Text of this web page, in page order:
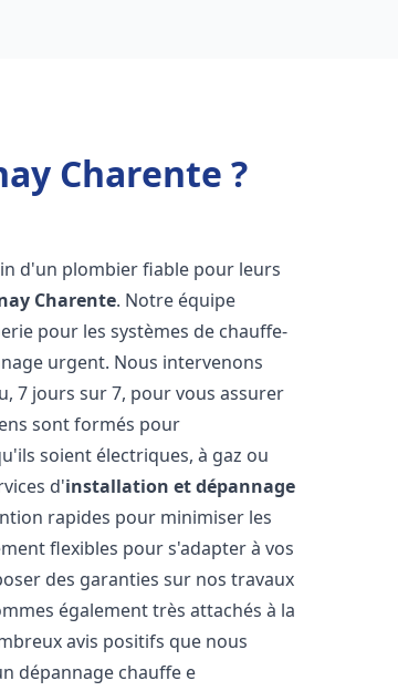
Charente ?
d'un plombier fiable pour leurs
Charente. Notre équipe
pour les systèmes de chauffe-
urgent. Nous intervenons
7 jours sur 7, pour vous assurer
sont formés pour
soient électriques, à gaz ou
d'installation et dépannage
rapides pour minimiser les
flexibles pour s'adapter à vos
des garanties sur nos travaux
également très attachés à la
avis positifs que nous
dépannage chauffe e